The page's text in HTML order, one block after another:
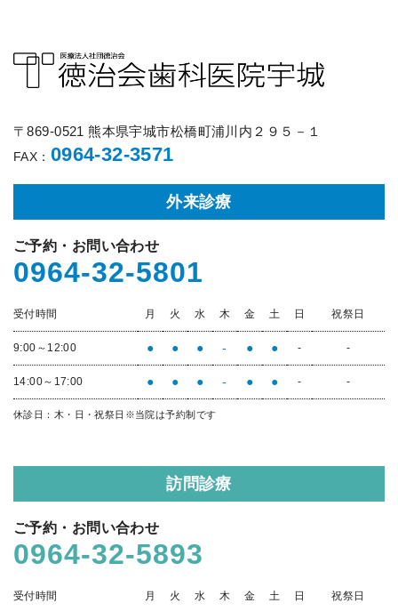
〒869-0521 熊本県宇城市松橋町浦川内２９５－１
FAX： 0964-32-3571
外来診療
ご予約・お問い合わせ
0964-32-5801
受付時間 月 火 水 木 金 土 日 祝祭日
9:00～12:00 ● ● ● - ● ● - -
14:00～17:00 ● ● ● - ● ● - -
休診日：木・日・祝祭日 ※当院は予約制です
訪問診療
ご予約・お問い合わせ
0964-32-5893
受付時間 月 火 水 木 金 土 日 祝祭日